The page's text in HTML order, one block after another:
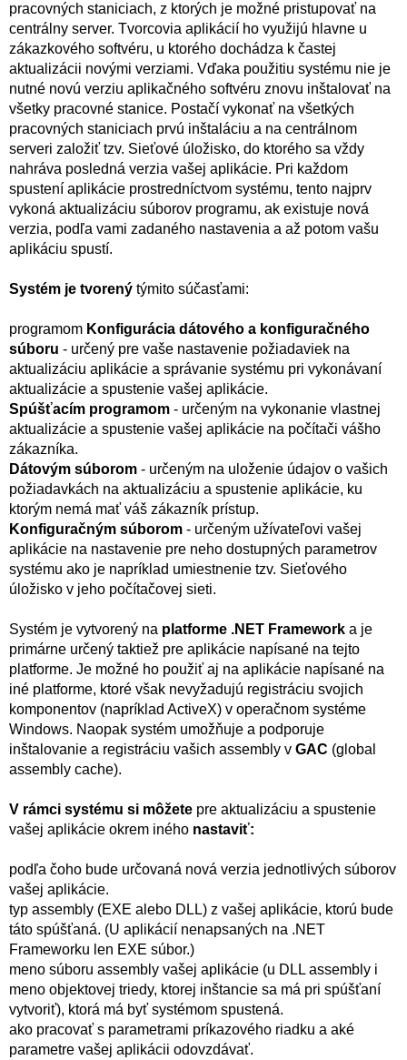
pracovných staniciach, z ktorých je možné pristupovať na
centrálny server. Tvorcovia aplikácií ho využijú hlavne u
zákazkového softvéru, u ktorého dochádza k častej
aktualizácii novými verziami. Vďaka použitiu systému nie je
nutné novú verziu aplikačného softvéru znovu inštalovať na
všetky pracovné stanice. Postačí vykonať na všetkých
pracovných staniciach prvú inštaláciu a na centrálnom
serveri založiť tzv. Sieťové úložisko, do ktorého sa vždy
nahráva posledná verzia vašej aplikácie. Pri každom
spustení aplikácie prostredníctvom systému, tento najprv
vykoná aktualizáciu súborov programu, ak existuje nová
verzia, podľa vami zadaného nastavenia a až potom vašu
aplikáciu spustí.
Systém je tvorený týmito súčasťami:
programom Konfigurácia dátového a konfiguračného
súboru - určený pre vaše nastavenie požiadaviek na
aktualizáciu aplikácie a správanie systému pri vykonávaní
aktualizácie a spustenie vašej aplikácie.
Spúšťacím programom - určeným na vykonanie vlastnej
aktualizácie a spustenie vašej aplikácie na počítači vášho
zákazníka.
Dátovým súborom - určeným na uloženie údajov o vašich
požiadavkách na aktualizáciu a spustenie aplikácie, ku
ktorým nemá mať váš zákazník prístup.
Konfiguračným súborom - určeným užívateľovi vašej
aplikácie na nastavenie pre neho dostupných parametrov
systému ako je napríklad umiestnenie tzv. Sieťového
úložisko v jeho počítačovej sieti.
Systém je vytvorený na platforme .NET Framework a je
primárne určený taktiež pre aplikácie napísané na tejto
platforme. Je možné ho použiť aj na aplikácie napísané na
iné platforme, ktoré však nevyžadujú registráciu svojich
komponentov (napríklad ActiveX) v operačnom systéme
Windows. Naopak systém umožňuje a podporuje
inštalovanie a registráciu vašich assembly v GAC (global
assembly cache).
V rámci systému si môžete pre aktualizáciu a spustenie
vašej aplikácie okrem iného nastaviť:
podľa čoho bude určovaná nová verzia jednotlivých súborov
vašej aplikácie.
typ assembly (EXE alebo DLL) z vašej aplikácie, ktorú bude
táto spúšťaná. (U aplikácií nenapsaných na .NET
Frameworku len EXE súbor.)
meno súboru assembly vašej aplikácie (u DLL assembly i
meno objektovej triedy, ktorej inštancie sa má pri spúšťaní
vytvoriť), ktorá má byť systémom spustená.
ako pracovať s parametrami príkazového riadku a aké
parametre vašej aplikácii odovzdávať.